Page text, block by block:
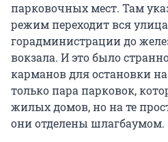
парковочных мест. Там
режим переходит вся
горадминистрации до
вокзала. И это было
карманов для остановки
только пара парковок,
жилых домов, но на те
они отделены шлагбаумом.